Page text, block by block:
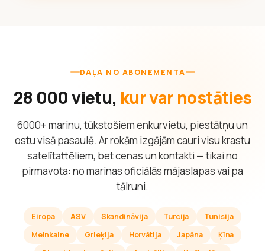
DAĻA NO ABONEMENTA
28 000 vietu, kur var nostāties
6000+ marinu, tūkstošiem enkurvietu, piestātņu un
ostu visā pasaulē. Ar rokām izgājām cauri visu krastu
satelītattēliem, bet cenas un kontakti — tikai no
pirmavota: no marinas oficiālās mājaslapas vai pa
tālruni.
Eiropa ASV Skandināvija Turcija
Tunisija
Melnkalne
Grieķija Horvātija Japāna
Ķīna